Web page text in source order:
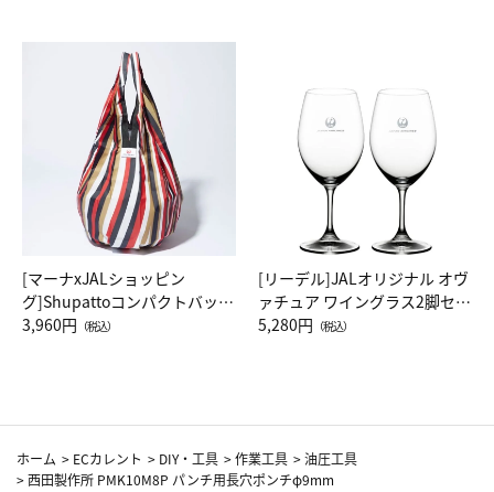
[マーナxJALショッピン
グ]Shupattoコンパクトバッグ
Drop JAL客室乗務員（LC）ス
3,960円 （税込）
[リーデル]JALオリジナル オヴ
ァチュア ワイングラス2脚セッ
ト（レッドワイン）
5,280円 （税込）
ホーム > ECカレント > DIY・工具 >作業工具 >油圧工具
>西田製作所 PMK10M8P パンチ用長穴ポンチφ9mm